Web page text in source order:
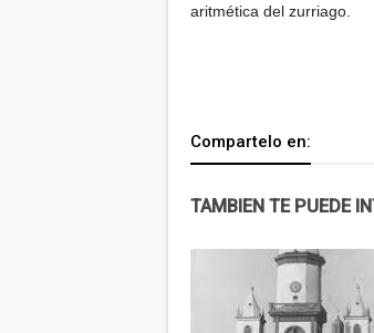
aritmética del zurriago.
Compartelo en:
TAMBIEN TE PUEDE